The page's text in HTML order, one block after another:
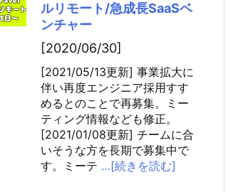
ルリモート/急成長SaaSベ
ンチャー
[2020/06/30]
[2021/05/13更新] 事業拡大に
伴い再度エンジニア採用すす
めるとのことで再募集。ミー
ティング情報なども修正。
[2021/01/08更新] チームに合
いそうな方を長期で募集中で
す。ミーテ …[続きを読む]